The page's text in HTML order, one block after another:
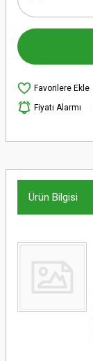
Fiyatı Alarmı
Ürün Bilgisi